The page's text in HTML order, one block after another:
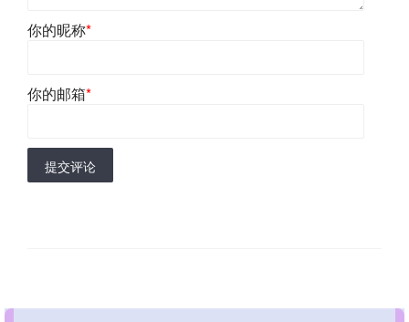
你的昵称*
你的邮箱*
提交评论